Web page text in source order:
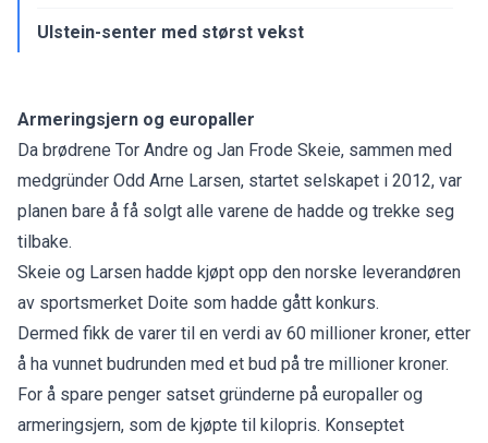
Ulstein-senter med størst vekst
Armeringsjern og europaller
Da brødrene Tor Andre og Jan Frode Skeie, sammen med
medgründer Odd Arne Larsen, startet selskapet i 2012, var
planen bare å få solgt alle varene de hadde og trekke seg
tilbake.
Skeie og Larsen hadde kjøpt opp den norske leverandøren
av sportsmerket Doite som hadde gått konkurs.
Dermed fikk de varer til en verdi av 60 millioner kroner, etter
å ha vunnet budrunden med et bud på tre millioner kroner.
For å spare penger satset gründerne på europaller og
armeringsjern, som de kjøpte til kilopris. Konseptet